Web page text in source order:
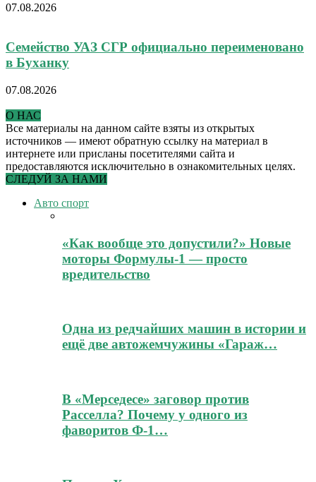
07.08.2026
Семейство УАЗ СГР официально переименовано
в Буханку
07.08.2026
О НАС
Все материалы на данном сайте взяты из открытых
источников — имеют обратную ссылку на материал в
интернете или присланы посетителями сайта и
предоставляются исключительно в ознакомительных целях.
СЛЕДУЙ ЗА НАМИ
Авто спорт
«Как вообще это допустили?» Новые
моторы Формулы-1 — просто
вредительство
Одна из редчайших машин в истории и
ещё две автожемчужины «Гараж…
В «Мерседесе» заговор против
Расселла? Почему у одного из
фаворитов Ф-1…